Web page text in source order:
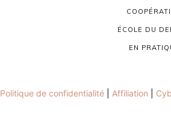
ÉCOLE DU
EN
Politique de confidentialité| Affiliation